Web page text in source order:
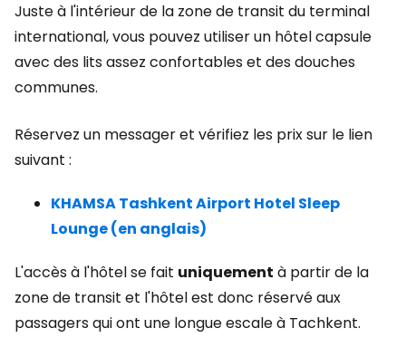
Juste à l'intérieur de la zone de transit du terminal
international, vous pouvez utiliser un hôtel capsule
avec des lits assez confortables et des douches
communes.
Réservez un messager et vérifiez les prix sur le lien
suivant :
KHAMSA Tashkent Airport Hotel Sleep
Lounge (en anglais)
L'accès à l'hôtel se fait uniquement à partir de la
zone de transit et l'hôtel est donc réservé aux
passagers qui ont une longue escale à Tachkent.